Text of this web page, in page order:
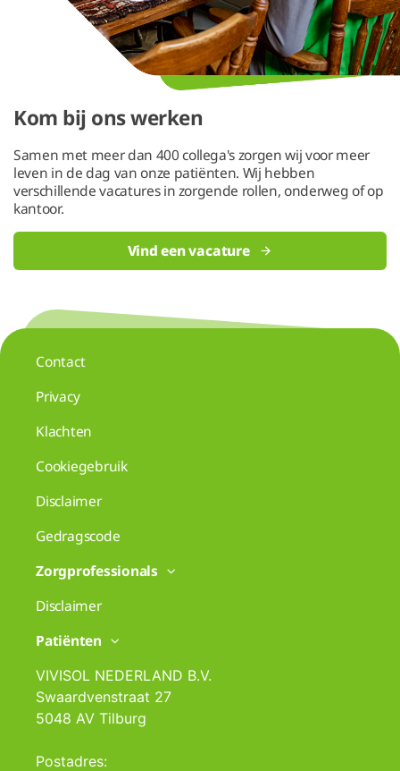
Kom bij ons werken
Samen met meer dan 400 collega's zorgen wij voor meer
leven in de dag van onze patiënten. Wij hebben
verschillende vacatures in zorgende rollen, onderweg of op
kantoor.
Vind een vacature
Contact
Privacy
Klachten
Cookiegebruik
Disclaimer
Gedragscode
Zorgprofessionals
Disclaimer
Patiënten
VIVISOL NEDERLAND B.V.
Swaardvenstraat 27
5048 AV Tilburg
Postadres: